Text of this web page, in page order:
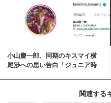
小山慶一郎、同期のキスマイ横
尾渉への思い告白「ジュニア時
記事を読む
関連する